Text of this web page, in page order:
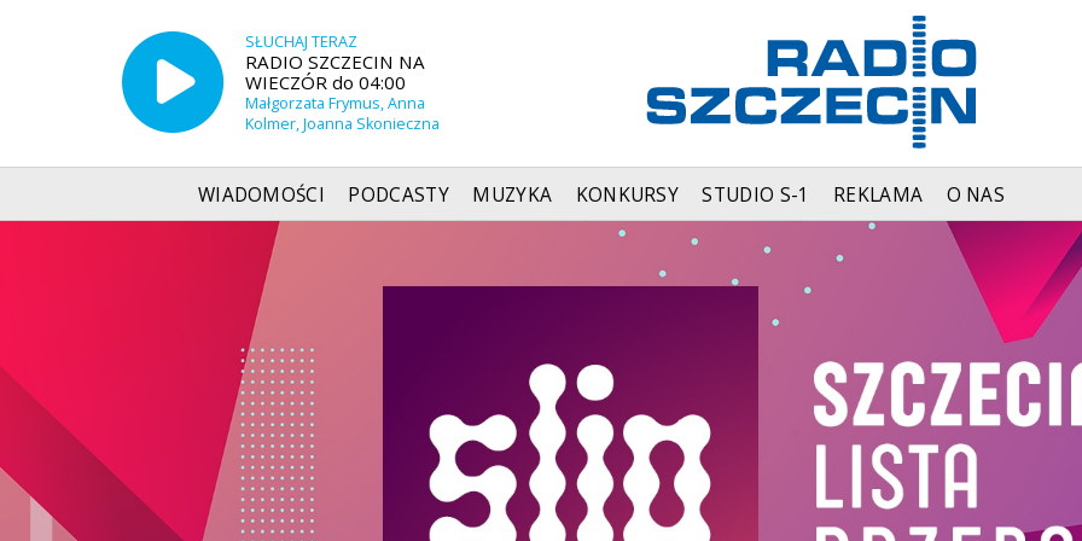
SŁUCHAJ TERAZ
RADIO SZCZECIN NA
WIECZÓR do 04:00
Małgorzata Frymus, Anna
Kolmer, Joanna Skonieczna
WIADOMOŚCI PODCASTY MUZYKA KONKURSY STUDIO S-1 REKLAMA O NAS